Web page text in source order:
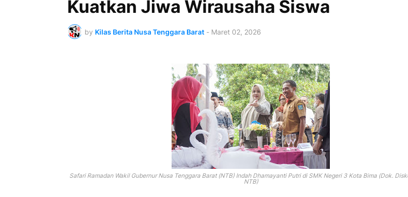
Kuatkan Jiwa Wirausaha Siswa
by Kilas Berita Nusa Tenggara Barat - Maret 02, 2026
Safari Ramadan Wakil Gubernur Nusa Tenggara Barat (NTB) Indah Dhamayanti Putri di SMK Negeri 3 Kota Bima (Dok.
NTB)